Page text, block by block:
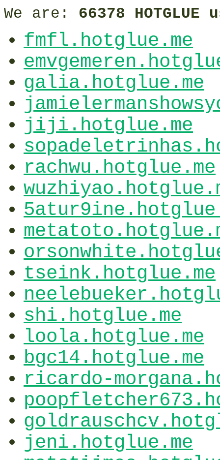
We are: 66378 HOTGLUE
fmfl.hotglue.me
galia.hotglue.me
jiji.hotglue.me
rachwu.hotglue.me
tseink.hotglue.me
shi.hotglue.me
loola.hotglue.me
bgc14.hotglue.me
ricardo-
jeni.hotglue.me